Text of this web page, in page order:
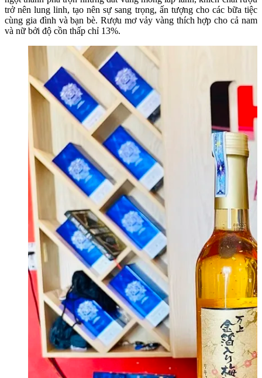
trở nên lung linh, tạo nên sự sang trọng, ấn tượng cho các bữa tiệc
cùng gia đình và bạn bè. Rượu mơ vảy vàng thích hợp cho cả nam
và nữ bởi độ cồn thấp chỉ 13%.